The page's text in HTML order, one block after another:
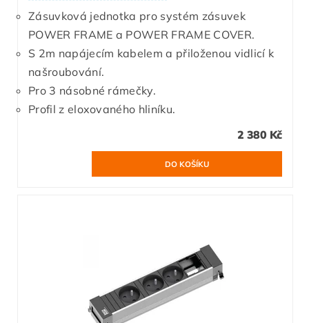
Zásuvková jednotka pro systém zásuvek
POWER FRAME a POWER FRAME COVER.
S 2m napájecím kabelem a přiloženou vidlicí k
našroubování.
Pro 3 násobné rámečky.
Profil z eloxovaného hliníku.
2 380 Kč